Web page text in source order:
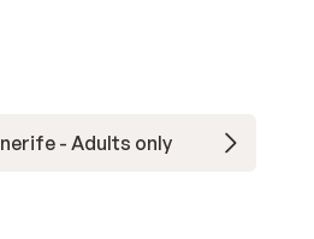
- Adults only